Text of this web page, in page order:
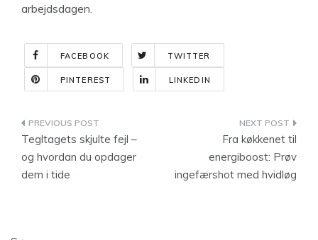
arbejdsdagen.
FACEBOOK TWITTER
PINTEREST LINKEDIN
Indlægsnavigation
Tegltagets skjulte fejl –
og hvordan du opdager
dem i tide
Fra køkkenet til
energiboost: Prøv
ingefærshot med hvidløg